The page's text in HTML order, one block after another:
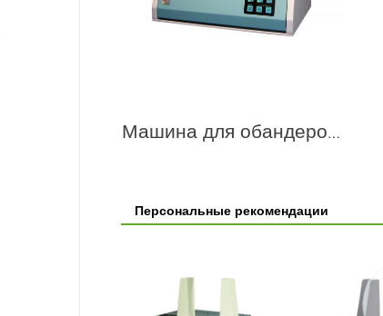
Машина для обандероливания BAMA 200
Персональные рекомендации